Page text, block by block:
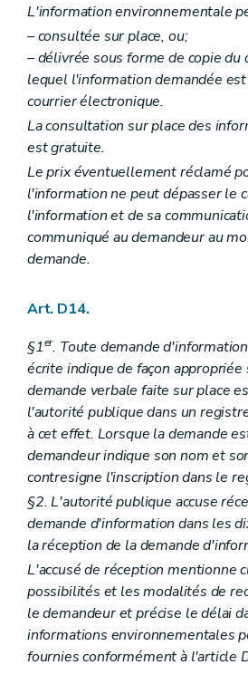
Art. R 70
Sous-section 4
Art. R 71
Section 2 Choix de
Art. R 72
Section 3 Récusation d'une personne choisie
Art. R 73
Art. R 74
Art. R 75
Chapitre V Consultation du public avant
Art. R 76
Art. R 77
Art. R 78
Art. R 79
Art. R 80
Chapitre VI
Art. R 82
Art. R 83
Art. R 84
Art. R 85
Chapitre VIII Dispositions
Art. R 86
Partie VI
Conventions
Partie VIII Recherche, constatation, poursuite, répression et mesures de
Chapitre premier Agents – AGW
Art. R 87
Art. R 88
Art.R 89
Art.R 89bis
Art.R 90
Art. R 91
Art. R 92
Art. R 93
Art.R 93bis
Art. R 93ter
Chapitre II
Formation des agents visés à l'article D. 140,
Art.R 93quater
L'information environnementale
– consultée sur place, ou;
– délivrée sous forme de copie du
lequel l'information demandée
courrier électronique.
La consultation sur place des
est gratuite.
Le prix éventuellement réclamé
l'information ne peut dépasser le
l'information et de sa
communiqué au demandeur au
demande.
Art. D14.
§1er. Toute demande
écrite indique de façon
demande verbale faite sur place
l'autorité publique dans un
à cet effet. Lorsque la demande
demandeur indique son nom et
contresigne l'inscription dans le
§2. L'autorité publique accuse
demande d'information dans les
la réception de la demande
L'accusé de réception mentionne
possibilités et les modalités de
le demandeur et précise le délai
informations environnementales
fournies conformément à l'article